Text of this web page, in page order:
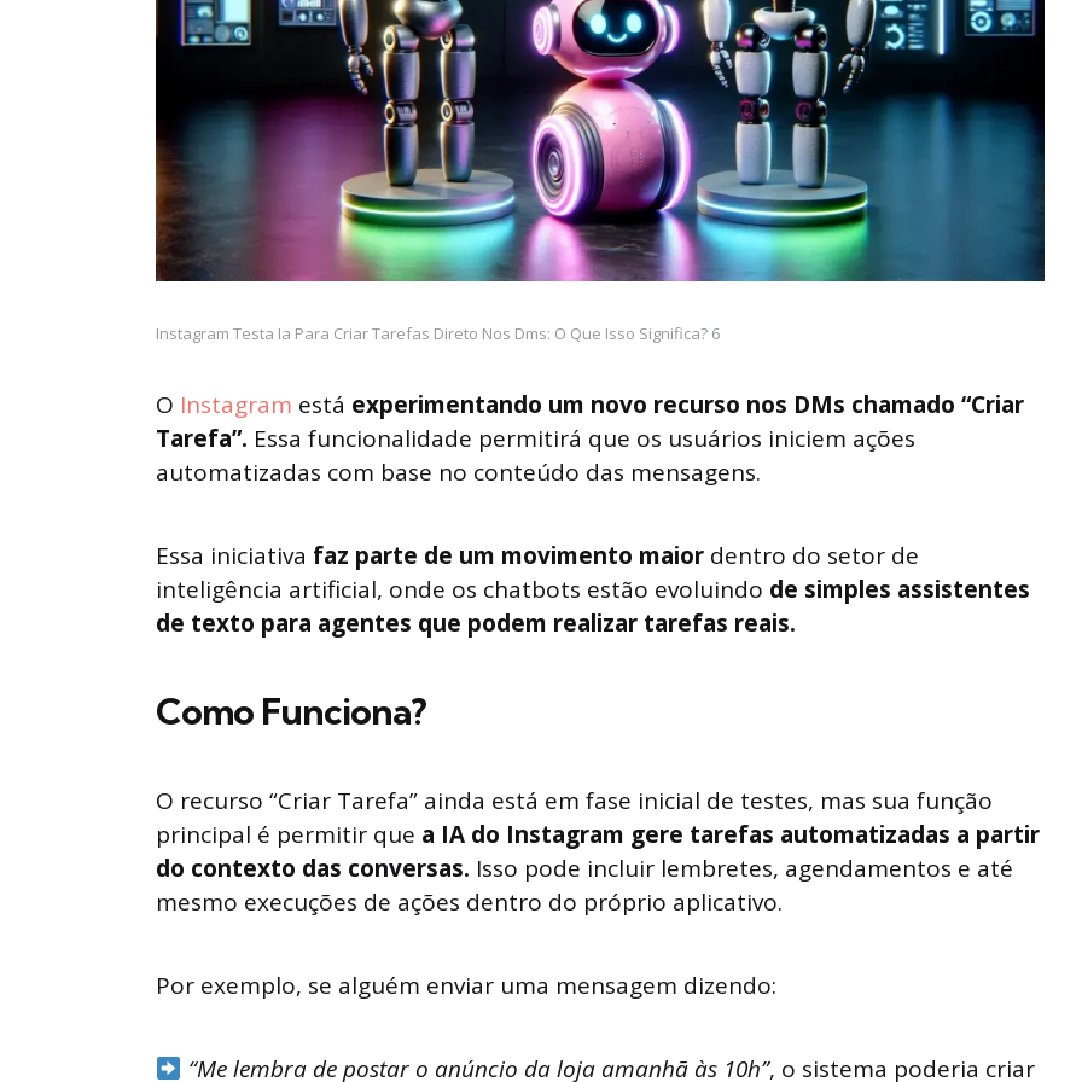
Instagram Testa Ia Para Criar Tarefas Direto Nos Dms: O Que Isso Significa? 6
O Instagram está experimentando um novo recurso nos DMs chamado “Criar
Tarefa”. Essa funcionalidade permitirá que os usuários iniciem ações
automatizadas com base no conteúdo das mensagens.
Essa iniciativa faz parte de um movimento maior dentro do setor de
inteligência artificial, onde os chatbots estão evoluindo de simples assistentes
de texto para agentes que podem realizar tarefas reais.
Como Funciona?
O recurso “Criar Tarefa” ainda está em fase inicial de testes, mas sua função
principal é permitir que a IA do Instagram gere tarefas automatizadas a partir
do contexto das conversas. Isso pode incluir lembretes, agendamentos e até
mesmo execuções de ações dentro do próprio aplicativo.
Por exemplo, se alguém enviar uma mensagem dizendo:
“Me lembra de postar o anúncio da loja amanhã às 10h”, o sistema poderia criar